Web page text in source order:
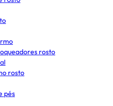
rosto
rosto
pés